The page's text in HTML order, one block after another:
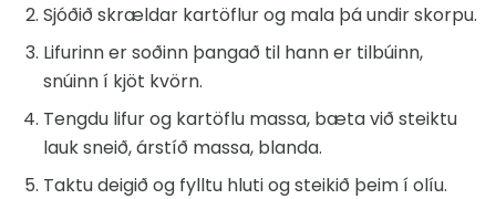
Sjóðið skrældar kartöflur og mala þá undir skorpu.
Lifurinn er soðinn þangað til hann er tilbúinn,
snúinn í kjöt kvörn.
Tengdu lifur og kartöflu massa, bæta við steiktu
lauk sneið, árstíð massa, blanda.
Taktu deigið og fylltu hluti og steikið þeim í olíu.